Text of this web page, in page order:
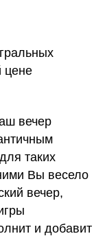
цене
вечер
таких
Вы весело
вечер,
и добавит